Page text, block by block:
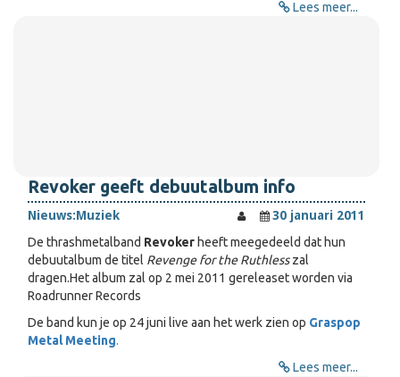
Lees meer...
Revoker geeft debuutalbum info
Nieuws:Muziek
30 januari 2011
De thrashmetalband Revoker heeft meegedeeld dat hun
debuutalbum de titel Revenge for the Ruthlesszal
dragen.Het album zal op 2 mei 2011 gereleaset worden via
Roadrunner Records
De band kun je op 24 juni live aan het werk zien op Graspop
Metal Meeting.
Lees meer...